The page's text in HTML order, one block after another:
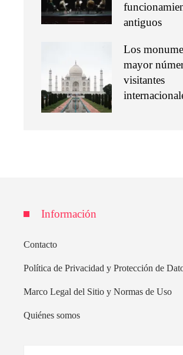
antiguos
Los
mayor
visitantes
Información
Contacto
Política de Privacidad y Protección de
Marco Legal del Sitio y Normas de Uso
Quiénes somos